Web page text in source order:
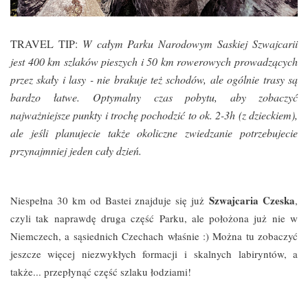
TRAVEL TIP: Wcałym Parku Narodowym Saskiej Szwajcarii
jest 400 km szlaków pieszych i 50 km rowerowych prowadzących
przez skały i lasy - nie brakuje też schodów, ale ogólnie trasy są
bardzo łatwe. Optymalny czas pobytu, aby zobaczyć
najważniejsze punkty i trochę pochodzić to ok. 2-3h (z dzieckiem),
ale jeśli planujecie także okoliczne zwiedzanie potrzebujecie
przynajmniej jeden cały dzień.
Niespełna 30 km od Bastei znajduje się jużSzwajcaria Czeska,
czyli tak naprawdę druga część Parku, ale położona już nie w
Niemczech, a sąsiednich Czechach właśnie :) Można tu zobaczyć
jeszcze więcej niezwykłych formacji iskalnych labiryntów,a
także... przepłynąć część szlaku łodziami!